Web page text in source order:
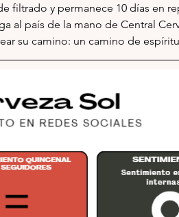
filtrado y permanece 10 días en
al país de la mano de Central
su camino: un camino de